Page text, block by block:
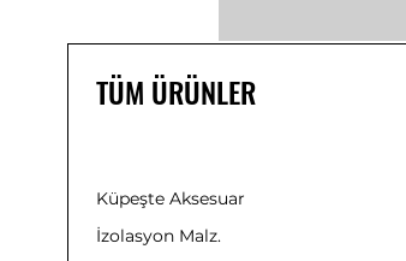
TÜM ÜRÜNLER
Küpeşte Aksesuar
İzolasyon Malz.